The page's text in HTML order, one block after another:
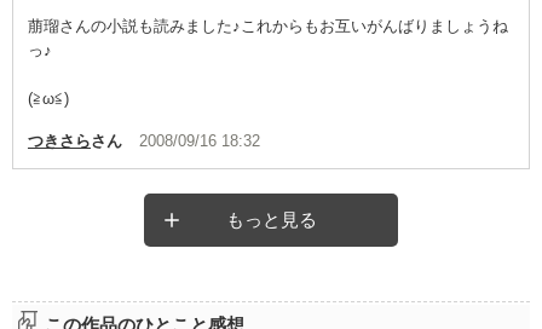
萠瑠さんの小説も読みました♪これからもお互いがんばりましょうね
っ♪
(≧ω≦)
つきさらさん 2008/09/16 18:32
もっと見る